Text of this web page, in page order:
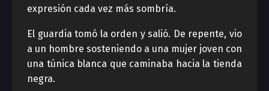
expresión cada vez más sombría.
El guardia tomó la orden y salió. De repente, vio
a un hombre sosteniendo a una mujer joven con
una túnica blanca que caminaba hacia la tienda
negra.